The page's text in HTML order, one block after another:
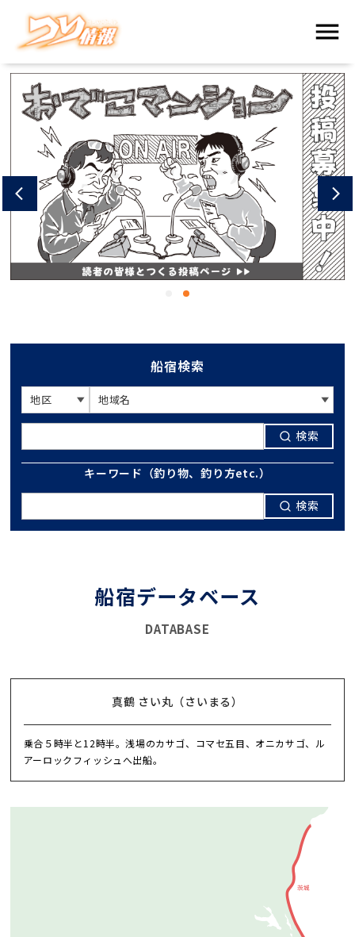
船宿検索
検索
キーワード（釣り物、釣り方etc.）
検索
船宿データベース
DATABASE
真鶴 さい丸（さいまる）
乗合５時半と12時半。浅場のカサゴ、コマセ五目、オニカサゴ、ル
アーロックフィッシュへ出船。